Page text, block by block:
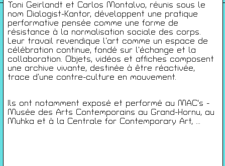
Toni Geirlandt et Carlos Montalvo, réunis sous le
nom Dialogist-Kantor, développent une pratique
performative pensée comme une forme de
résistance à la normalisation sociale des corps.
Leur travail revendique l’art comme un espace de
célébration continue, fondé sur l’échange et la
collaboration. Objets, vidéos et affiches composent
une archive vivante, destinée à être réactivée,
trace d’une contre-culture en mouvement.
Ils ont notamment exposé et performé au MAC's -
Musée des Arts Contemporains au Grand-Hornu, au
Muhka et à la Centrale for Contemporary Art, ...
À propos
Infos pratiques
Carte de membres
S'inscrire à la Newsletter
Politique de confidentialité
Conditions générales de ventes